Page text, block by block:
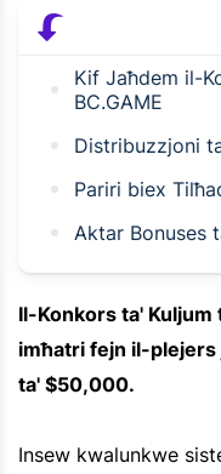
Kif Jaħdem il-
BC.GAME
Distribuzzjoni
Pariri biex
Aktar Bonuses
Il-Konkors ta' Kuljum
imħatri fejn il-
ta' $50,000.
Insew kwalunkwe